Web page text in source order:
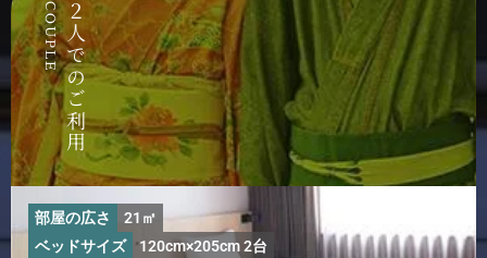
COUPLE２人でのご利用
部屋の広さ
21㎡
ベッドサイズ
120cm×205cm 2台